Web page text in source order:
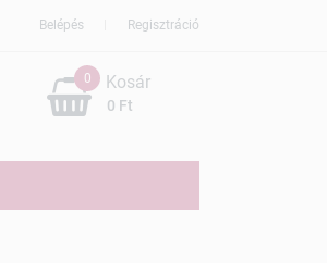
Regisztráció
Belépés
0
0 Ft
Kosár